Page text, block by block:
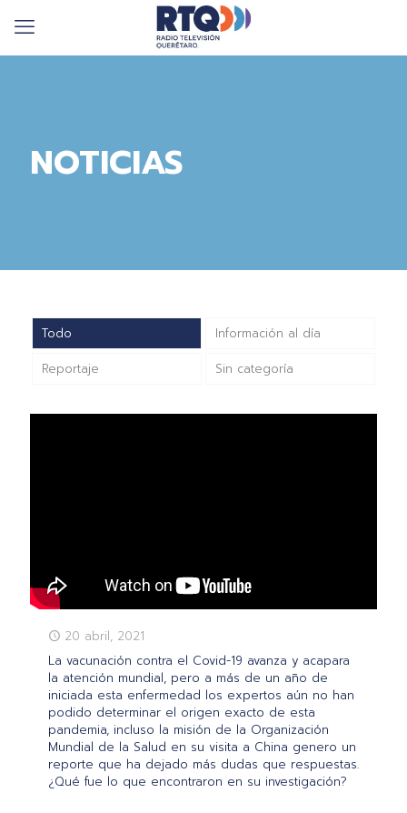
NOTICIAS
Todo Información al día
Reportaje Sin categoría
20 abril, 2021
La vacunación contra el Covid-19 avanza y acapara
la atención mundial, pero a más de un año de
iniciada esta enfermedad los expertos aún no han
podido determinar el origen exacto de esta
pandemia, incluso la misión de la Organización
Mundial de la Salud en su visita a China genero un
reporte que ha dejado más dudas que respuestas.
¿Qué fue lo que encontraron en su investigación?